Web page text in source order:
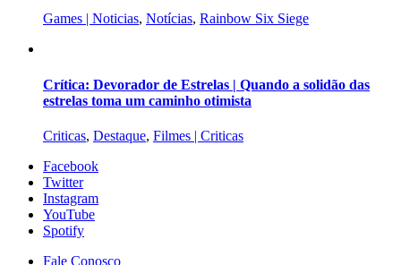
Games | Noticias, Notícias, Rainbow Six Siege
Crítica: Devorador de Estrelas | Quando a solidão das
estrelas toma um caminho otimista
Criticas, Destaque, Filmes | Criticas
Facebook
Twitter
Instagram
YouTube
Spotify
Fale Conosco